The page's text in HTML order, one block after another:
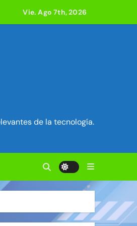
Info
Vie. Ago 7th, 2026
de la tecnología.